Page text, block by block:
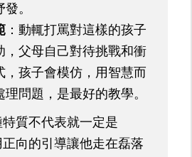
。
：動輒打罵對這樣的孩子
，父母自己對待挑戰和衝
，孩子會模仿，用智慧而
理問題，是最好的教學。
質不代表就一定是
正向的引導讓他走在磊落